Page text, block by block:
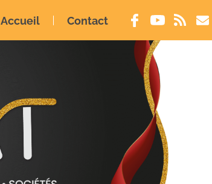
Accueil Contact